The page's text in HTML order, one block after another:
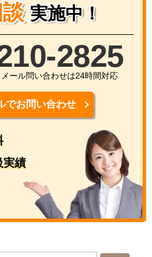
実施中！
2825
ール問い合わせは24時間対応
でお問い合わせ
実績